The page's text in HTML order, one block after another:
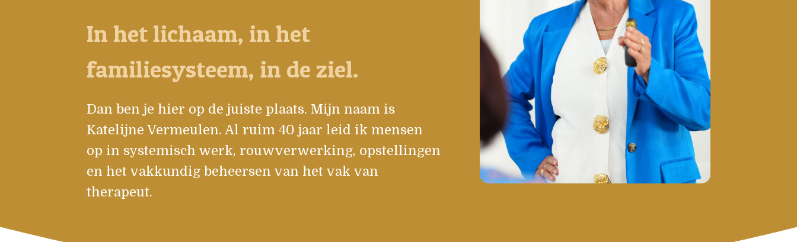
In het lichaam, in het
familiesysteem, in de ziel.
Dan ben je hier op de juiste plaats. Mijn naam is
Katelijne Vermeulen. Al ruim 40 jaar leid ik mensen
op in systemisch werk, rouwverwerking, opstellingen
en het vakkundig beheersen van het vak van
therapeut.